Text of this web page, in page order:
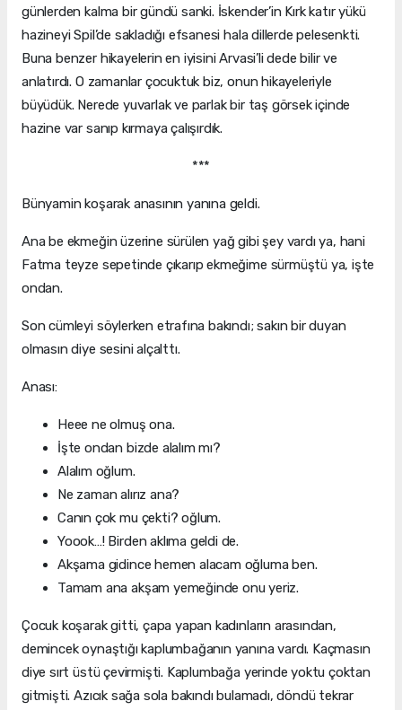
günlerden kalma bir gündü sanki. İskender’in Kırk katır yükü
hazineyi Spil’de sakladığı efsanesi hala dillerde pelesenkti.
Buna benzer hikayelerin en iyisini Arvasi’li dede bilir ve
anlatırdı. O zamanlar çocuktuk biz, onun hikayeleriyle
büyüdük. Nerede yuvarlak ve parlak bir taş görsek içinde
hazine var sanıp kırmaya çalışırdık.
***
Bünyamin koşarak anasının yanına geldi.
Ana be ekmeğin üzerine sürülen yağ gibi şey vardı ya, hani
Fatma teyze sepetinde çıkarıp ekmeğime sürmüştü ya, işte
ondan.
Son cümleyi söylerken etrafına bakındı; sakın bir duyan
olmasın diye sesini alçalttı.
Anası:
­­Heee ne olmuş ona.
İşte ondan bizde alalım mı?
Alalım oğlum.
Ne zaman alırız ana?
Canın çok mu çekti? oğlum.
Yoook…! Birden aklıma geldi de.
Akşama gidince hemen alacam oğluma ben.
Tamam ana akşam yemeğinde onu yeriz.
Çocuk koşarak gitti, çapa yapan kadınların arasından,
demincek oynaştığı kaplumbağanın yanına vardı. Kaçmasın
diye sırt üstü çevirmişti. Kaplumbağa yerinde yoktu çoktan
gitmişti. Azıcık sağa sola bakındı bulamadı, döndü tekrar